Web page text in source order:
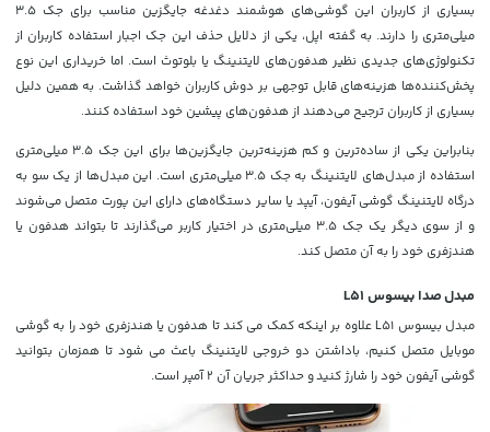
بسیاری از کاربران این گوشی‌های هوشمند دغدغه‌ جایگزین مناسب برای جک 3.5
میلی‌متری را دارند. به گفته اپل، یکی از دلایل حذف این جک اجبار استفاده کاربران از
تکنولوژی‌های جدیدی نظیر هدفون‌های لایتنینگ یا بلوتوث است. اما خریداری این نوع
پخش‌کننده‌ها هزینه‌های قابل توجهی بر دوش کاربران خواهد گذاشت. به همین دلیل
بسیاری از کاربران ترجیح می‌دهند از هدفون‌های پیشین خود استفاده کنند.
بنابراین یکی از ساده‌ترین و کم هزینه‌ترین جایگزین‌ها برای این جک 3.5 میلی‌متری
استفاده از مبدل‌های لایتنینگ به جک 3.5 میلی‌متری است. این مبدل‌ها از یک سو به
درگاه لایتنینگ گوشی آیفون، آیپد یا سایر دستگاه‌های دارای این پورت متصل می‌شوند
و از سوی دیگر یک جک 3.5 میلی‌متری در اختیار کاربر می‌گذارند تا بتواند هدفون یا
هندزفری خود را به آن متصل کند.
مبدل صدا بیسوس L51
مبدل بیسوس L51 علاوه بر اینکه کمک می کند تا هدفون یا هندزفری خود را به گوشی
موبایل متصل کنیم، باداشتن دو خروجی لایتنینگ باعث می شود تا همزمان بتوانید
گوشی آیفون خود را شارژ کنید و حداکثر جریان آن 2 آمپر است.